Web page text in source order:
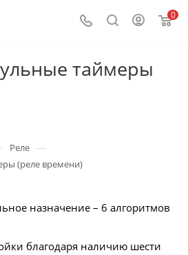
0
таймеры
Реле —
(реле времени)
назначение – 6 алгоритмов
благодаря наличию шести